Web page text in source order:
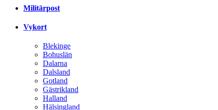
Militärpost
Vykort
Blekinge
Bohuslän
Dalarna
Dalsland
Gotland
Gästrikland
Halland
Hälsingland